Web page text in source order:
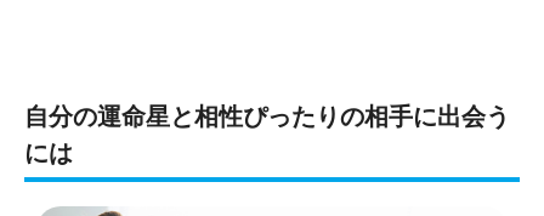
自分の運命星と相性ぴったりの相手に出会う
には